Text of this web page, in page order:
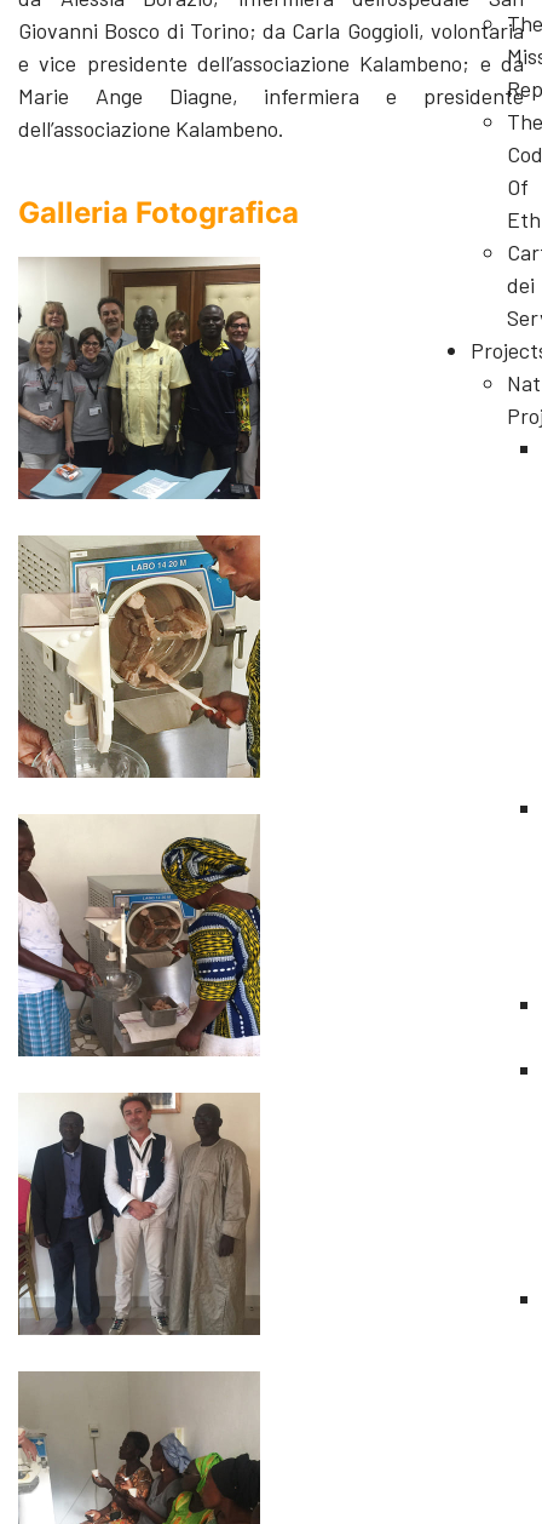
The
The
Of
dei
Giovanni Bosco di Torino; da Carla Goggioli, volontaria
e vice presidente dell’associazione Kalambeno; e da
Marie Ange Diagne, infermiera e presidente
dell’associazione Kalambeno.
Galleria Fotografica